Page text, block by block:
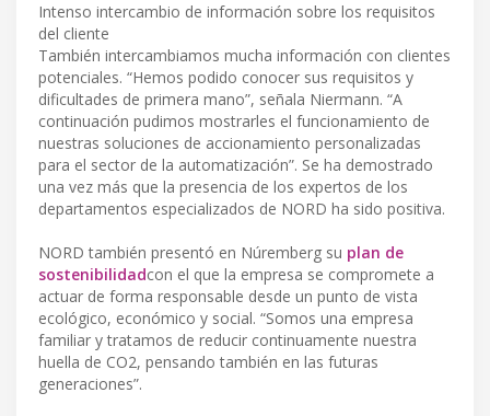
Intenso intercambio de información sobre los requisitos
del cliente
También intercambiamos mucha información con clientes
potenciales. “Hemos podido conocer sus requisitos y
dificultades de primera mano”, señala Niermann. “A
continuación pudimos mostrarles el funcionamiento de
nuestras soluciones de accionamiento personalizadas
para el sector de la automatización”. Se ha demostrado
una vez más que la presencia de los expertos de los
departamentos especializados de NORD ha sido positiva.
NORD también presentó en Núremberg su plan de
sostenibilidadcon el que la empresa se compromete a
actuar de forma responsable desde un punto de vista
ecológico, económico y social. “Somos una empresa
familiar y tratamos de reducir continuamente nuestra
huella de CO2, pensando también en las futuras
generaciones”.